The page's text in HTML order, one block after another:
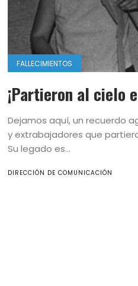
FALLECIMIENTOS
¡Partieron al cielo
Dejamos aquí, un recuerdo
y extrabajadores que
Su legado es...
DIRECCIÓN DE COMUNICACIÓN